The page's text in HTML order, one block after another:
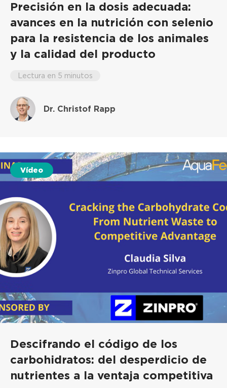
Precisión en la dosis adecuada:
avances en la nutrición con selenio
para la resistencia de los animales
y la calidad del producto
Lectura en 5 minutos
Dr. Christof Rapp
Vídeo
Descifrando el código de los
carbohidratos: del desperdicio de
nutrientes a la ventaja competitiva